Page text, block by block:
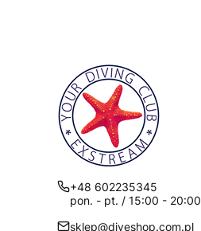
+48 602235345
pon. - pt. / 15:00 - 20:00
sklep@diveshop.com.pl